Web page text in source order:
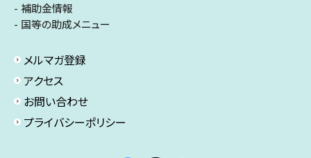
補助金情報
国等の助成メニュー
メルマガ登録
アクセス
お問い合わせ
プライバシーポリシー